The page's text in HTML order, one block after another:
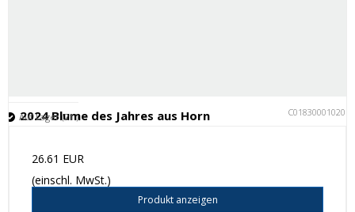
2024 Blume des Jahres aus Horn C018300010201
Auf Lager (21 )
26.61 EUR
(einschl. MwSt.)
Produkt anzeigen